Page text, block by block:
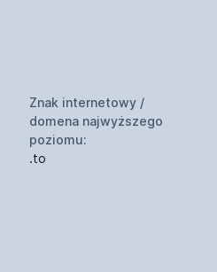
Znak internetowy /
domena najwyższego
poziomu:
.to